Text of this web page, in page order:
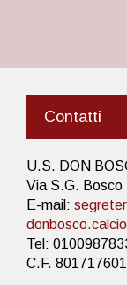
Contatti
U.S. DON
Via S.G. Bosco
E-mail:
Tel:
C.F.